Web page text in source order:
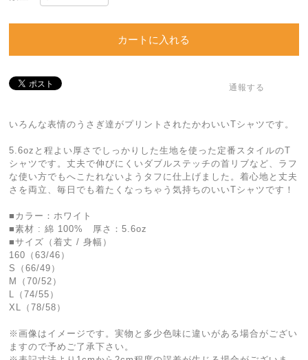
カートに入れる
通報する
いろんな表情のうさぎ達がプリントされたかわいいTシャツです。
5.6ozと程よい厚さでしっかりした生地を使った定番スタイルのT
シャツです。丈夫で伸びにくいダブルステッチの首リブなど、ラフ
な使い方でもへこたれないようタフに仕上げました。着心地と丈夫
さを両立、毎日でも着たくなっちゃう気持ちのいいTシャツです！
■カラー：ホワイト
■素材 : 綿 100% 厚さ：5.6oz
■サイズ（着丈 / 身幅）
160（63/46）
S（66/49）
M（70/52）
L（74/55）
XL（78/58）
※画像はイメージです。実物と多少色味に違いがある場合がござい
ますので予めご了承下さい。